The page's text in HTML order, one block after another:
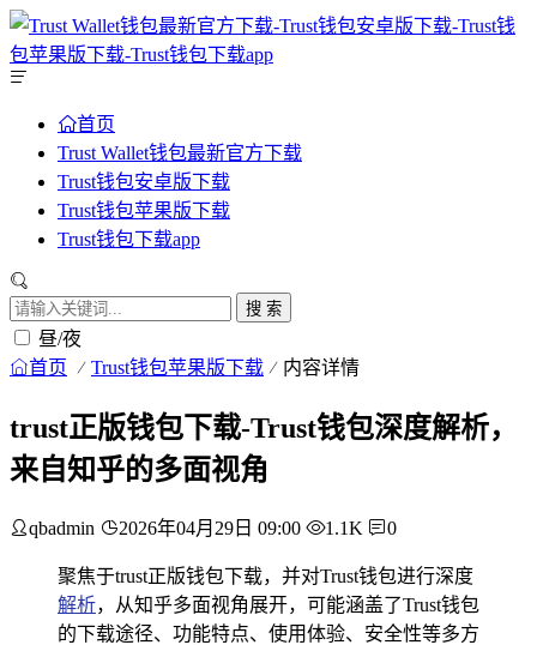
首页
Trust Wallet钱包最新官方下载
Trust钱包安卓版下载
Trust钱包苹果版下载
Trust钱包下载app
搜 索
昼/夜
首页 Trust钱包苹果版下载 内容详情
trust正版钱包下载-Trust钱包深度解析，
来自知乎的多面视角
qbadmin 2026年04月29日 09:00 1.1K 0
聚焦于trust正版钱包下载，并对Trust钱包进行深度
解析，从知乎多面视角展开，可能涵盖了Trust钱包
的下载途径、功能特点、使用体验、安全性等多方